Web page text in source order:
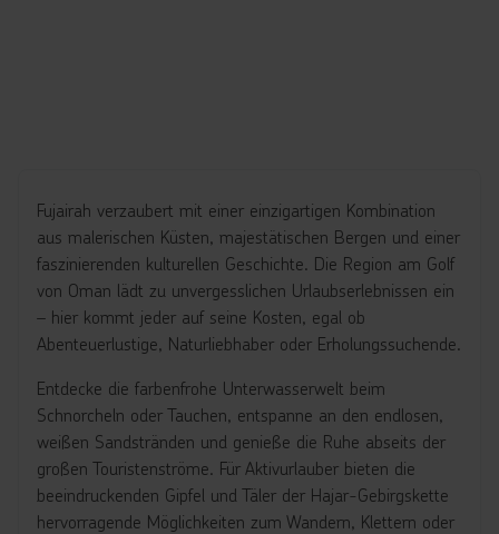
Fujairah verzaubert mit einer einzigartigen Kombination
aus malerischen Küsten, majestätischen Bergen und einer
faszinierenden kulturellen Geschichte. Die Region am Golf
von Oman lädt zu unvergesslichen Urlaubserlebnissen ein
– hier kommt jeder auf seine Kosten, egal ob
Abenteuerlustige, Naturliebhaber oder Erholungssuchende.
Entdecke die farbenfrohe Unterwasserwelt beim
Schnorcheln oder Tauchen, entspanne an den endlosen,
weißen Sandstränden und genieße die Ruhe abseits der
großen Touristenströme. Für Aktivurlauber bieten die
beeindruckenden Gipfel und Täler der Hajar-Gebirgskette
hervorragende Möglichkeiten zum Wandern, Klettern oder